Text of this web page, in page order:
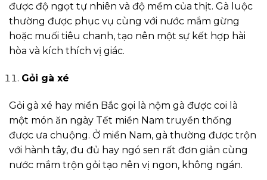
được độ ngọt tự nhiên và độ mềm của thịt. Gà luộc
thường được phục vụ cùng với nước mắm gừng
hoặc muối tiêu chanh, tạo nên một sự kết hợp hài
hòa và kích thích vị giác.
Gỏi gà xé
Gỏi gà xé hay miền Bắc gọi là nộm gà được coi là
một món ăn ngày Tết miền Nam truyền thống
được ưa chuộng. Ở miền Nam, gà thường được trộn
với hành tây, đu đủ hay ngó sen rất đơn giản cùng
nước mắm trộn gỏi tạo nên vị ngon, không ngán.